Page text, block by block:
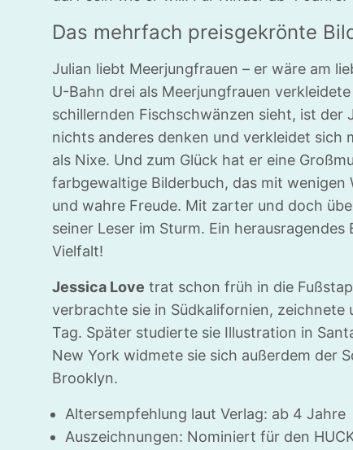
Das mehrfach preisgekrönte
Julian liebt Meerjungfrauen – er wäre am
U-Bahn drei als Meerjungfrauen
schillernden Fischschwänzen sieht, ist der
nichts anderes denken und verkleidet sich
als Nixe. Und zum Glück hat er eine
farbgewaltige Bilderbuch, das mit
und wahre Freude. Mit zarter und doch
seiner Leser im Sturm. Ein
Vielfalt!
Jessica Love trat schon früh in die
verbrachte sie in Südkalifornien,
Tag. Später studierte sie Illustration in
New York widmete sie sich außerdem der
Brooklyn.
Altersempfehlung laut Verlag: ab 4 Jahre
Auszeichnungen: Nominiert für den